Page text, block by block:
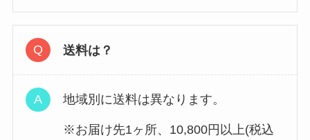
送料は？
地域別に送料は異なります。
※お届け先1ヶ所、10,800円以上(税込